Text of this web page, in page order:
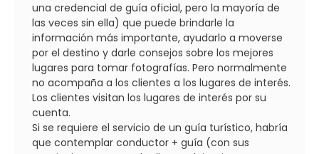
una credencial de guía oficial, pero la mayoría de
las veces sin ella) que puede brindarle la
información más importante, ayudarlo a moverse
por el destino y darle consejos sobre los mejores
lugares para tomar fotografías. Pero normalmente
no acompaña a los clientes a los lugares de interés.
Los clientes visitan los lugares de interés por su
cuenta.
Si se requiere el servicio de un guía turístico, habría
que contemplar conductor + guía (con sus